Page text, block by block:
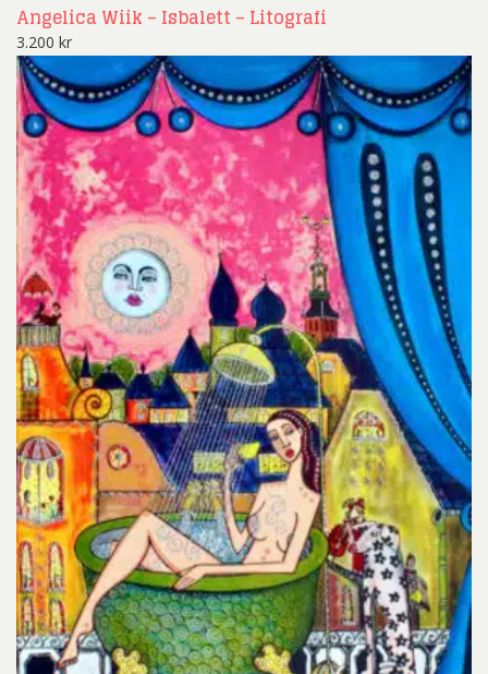
Angelica Wiik – Isbalett – Litografi
3.200 kr